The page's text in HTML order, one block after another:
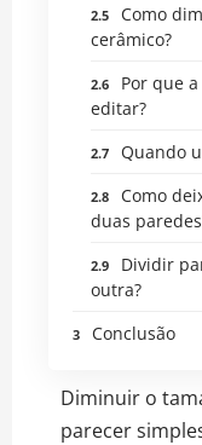
Como
cerâmico?
Por que
editar?
Quando
Como
duas
Dividir
outra?
Conclusão
Diminuir o
parecer